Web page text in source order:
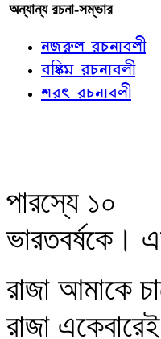
অন্যান্য রচনা-সম্ভার
নজরুল রচনাবলী
বঙ্কিম রচনাবলী
শরৎ রচনাবলী
পারস্যে ১০
ভারতবর্ষকে।
রাজা আমাকে
রাজা